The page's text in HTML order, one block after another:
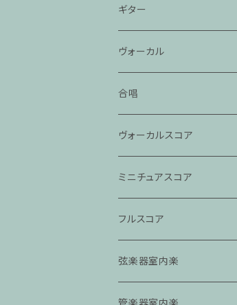
ギター
ヴォーカル
合唱
ヴォーカルスコア
ミニチュアスコア
フルスコア
弦楽器室内楽